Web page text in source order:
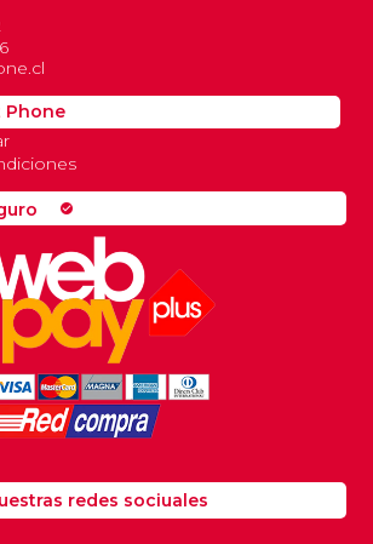
check_circle
Phone
redes sociuales